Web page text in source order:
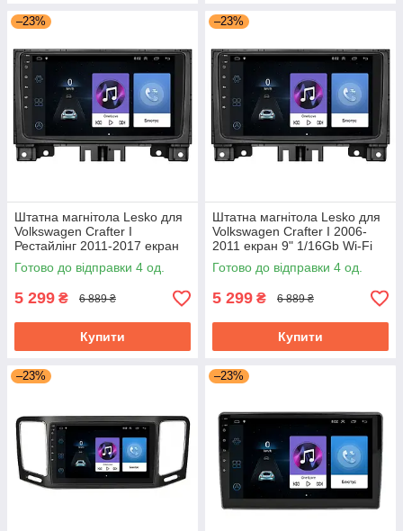
–23%
Штатна магнітола Lesko для
Volkswagen Crafter I
Рестайлінг 2011-2017 екран
9" 1/16Gb Wi-Fi GPS Base
Готово до відправки 4 од.
5 299 ₴ 6 889 ₴
Купити
–23%
Штатна магнітола Lesko для
Volkswagen Crafter I 2006-
2011 екран 9" 1/16Gb Wi-Fi
GPS Base Фольксваген
Готово до відправки 4 од.
5 299 ₴ 6 889 ₴
Купити
–23% –23%